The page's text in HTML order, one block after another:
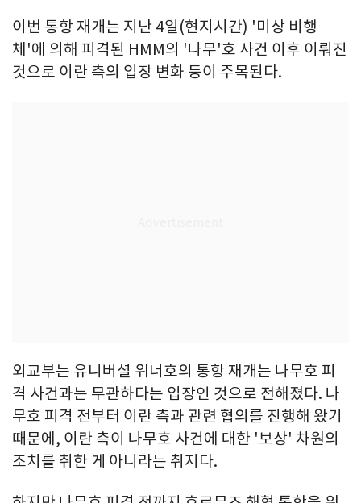
이번 통항 재개는 지난 4일(현지시간) '미상 비행
체'에 의해 피격된 HMM의 '나무'호 사건 이후 이뤄진
것으로 이란 측의 입장 변화 등이 주목된다.
외교부는 유니버셜 위너호의 통항 재개는 나무호 피
격 사건과는 무관하다는 입장인 것으로 전해졌다. 나
무호 피격 전부터 이란 측과 관련 협의를 진행해 왔기
때문에, 이란 측이 나무호 사건에 대한 '보상' 차원의
조치를 취한 게 아니라는 취지다.